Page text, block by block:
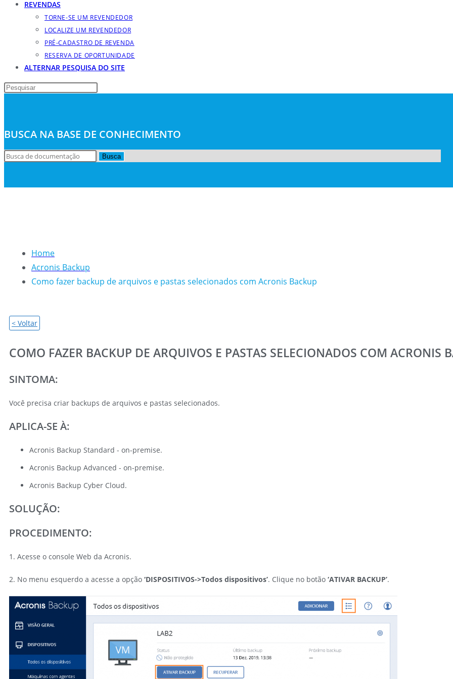
REVENDAS
TORNE-SE UM REVENDEDOR
LOCALIZE UM REVENDEDOR
PRÉ-CADASTRO DE REVENDA
RESERVA DE OPORTUNIDADE
ALTERNAR PESQUISA DO SITE
BUSCA NA BASE DE CONHECIMENTO
Busca
Home
Acronis Backup
Como fazer backup de arquivos e pastas selecionados com Acronis Backup
< Voltar
COMO FAZER BACKUP DE ARQUIVOS E PASTAS SELECIONADOS COM ACRONIS
SINTOMA:
Você precisa criar backups de arquivos e pastas selecionados.
APLICA-SE À:
Acronis Backup Standard - on-premise.
Acronis Backup Advanced - on-premise.
Acronis Backup Cyber Cloud.
SOLUÇÃO:
PROCEDIMENTO:
1. Acesse o console Web da Acronis.
2. No menu esquerdo a acesse a opção ‘DISPOSITIVOS->Todos dispositivos’. Clique no botão ‘ATIVAR BACKUP’.